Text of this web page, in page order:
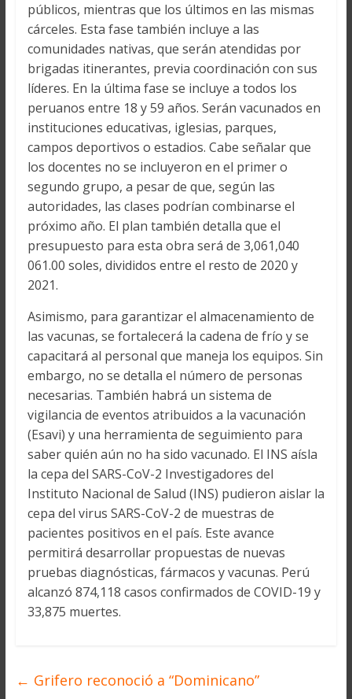
públicos, mientras que los últimos en las mismas
cárceles. Esta fase también incluye a las
comunidades nativas, que serán atendidas por
brigadas itinerantes, previa coordinación con sus
líderes. En la última fase se incluye a todos los
peruanos entre 18 y 59 años. Serán vacunados en
instituciones educativas, iglesias, parques,
campos deportivos o estadios. Cabe señalar que
los docentes no se incluyeron en el primer o
segundo grupo, a pesar de que, según las
autoridades, las clases podrían combinarse el
próximo año. El plan también detalla que el
presupuesto para esta obra será de 3,061,040
061.00 soles, divididos entre el resto de 2020 y
2021.
Asimismo, para garantizar el almacenamiento de
las vacunas, se fortalecerá la cadena de frío y se
capacitará al personal que maneja los equipos. Sin
embargo, no se detalla el número de personas
necesarias. También habrá un sistema de
vigilancia de eventos atribuidos a la vacunación
(Esavi) y una herramienta de seguimiento para
saber quién aún no ha sido vacunado. El INS aísla
la cepa del SARS-CoV-2 Investigadores del
Instituto Nacional de Salud (INS) pudieron aislar la
cepa del virus SARS-CoV-2 de muestras de
pacientes positivos en el país. Este avance
permitirá desarrollar propuestas de nuevas
pruebas diagnósticas, fármacos y vacunas. Perú
alcanzó 874,118 casos confirmados de COVID-19 y
33,875 muertes.
← Grifero reconoció a “Dominicano”